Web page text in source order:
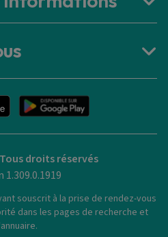
droits réservés
1.309.0.1919
souscrit à la prise de rendez-vous
dans les pages de recherche et